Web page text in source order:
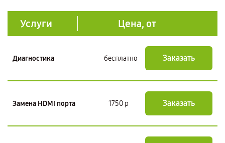
Услуги Цена, от
Диагностика бесплатно Заказать
Замена HDMI порта 1750 р Заказать